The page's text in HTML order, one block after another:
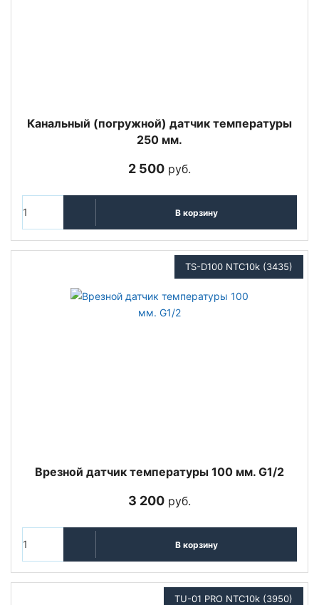
Канальный (погружной) датчик температуры
250 мм.
2 500 руб.
В корзину
TS-D100 NTC10k (3435)
Врезной датчик температуры 100 мм. G1/2
3 200 руб.
В корзину
TU-01 PRO NTC10k (3950)